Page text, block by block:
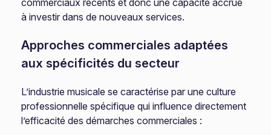
commerciaux récents et donc une capacité accrue
à investir dans de nouveaux services.
Approches commerciales adaptées
aux spécificités du secteur
L’industrie musicale se caractérise par une culture
professionnelle spécifique qui influence directement
l’efficacité des démarches commerciales :